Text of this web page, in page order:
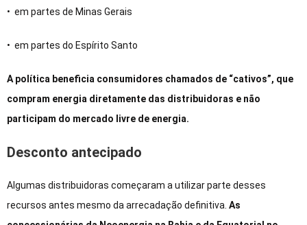
• em partes de Minas Gerais
• em partes do Espírito Santo
A política beneficia consumidores chamados de “cativos”, que
compram energia diretamente das distribuidoras e não
participam do mercado livre de energia.
Desconto antecipado
Algumas distribuidoras começaram a utilizar parte desses
recursos antes mesmo da arrecadação definitiva. As